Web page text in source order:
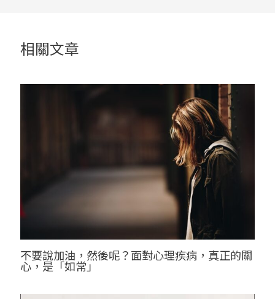
相關文章
不要說加油，然後呢？面對心理疾病，真正的關
心，是「如常」